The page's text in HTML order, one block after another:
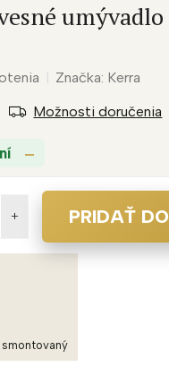
Možnosti doručenia
umývadlo
Značka: Kerra
PRIDAŤ